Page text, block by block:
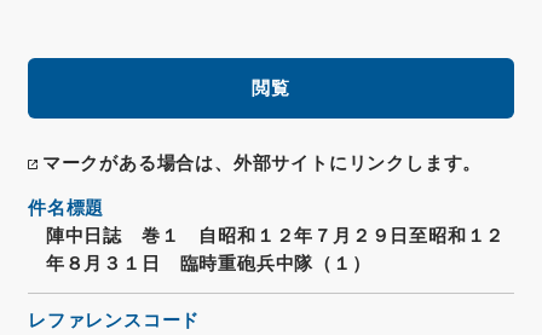
閲覧
マークがある場合は、外部サイトにリンクします。
件名標題
陣中日誌 巻１ 自昭和１２年７月２９日至昭和１２
年８月３１日 臨時重砲兵中隊（１）
レファレンスコード